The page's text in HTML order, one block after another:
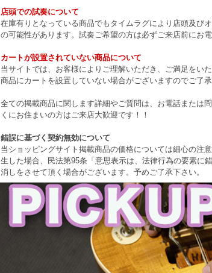
店頭での試奏について
在庫有りとなっている商品でもタイムラグにより店頭及び
の可能性があります。試奏ご希望の方は必ずご来店前にお電
カートが設置されていない商品について
当サイトでは、お客様によりご理解いただき、ご満足をい
商品にカートを設置していない場合がございますのでご了承
全ての掲載商品に関します詳細やご質問は、お電話または
くにお住まいの方はご来店大歓迎です！！
錯誤に基づく契約無効について
当ショッピングサイト掲載商品の価格については細心の注
生した場合、民法第95条「意思表示は、法律行為の要素に
消しをさせて頂く場合がございます。予めご了承下さい。